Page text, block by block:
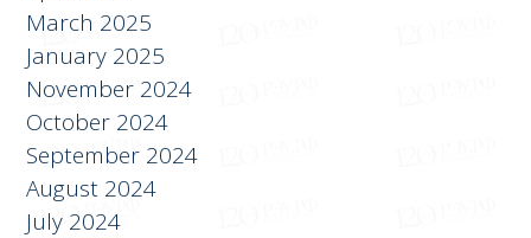
March 2025
January 2025
November 2024
October 2024
September 2024
August 2024
July 2024